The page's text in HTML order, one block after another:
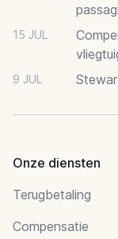
15 JUL
9 JUL
Onze diensten
Terugbetaling
Compensatie